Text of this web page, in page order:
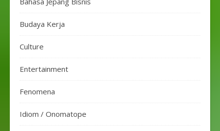
Budaya Kerja
Culture
Entertainment
Fenomena
Idiom / Onomatope